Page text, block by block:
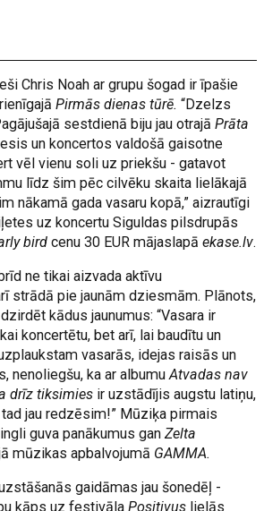
Chris Noah ar grupu šogad ir īpašie
Pirmās dienas tūrē. “Dzelzs
sestdienā biju jau otrajā Prāta
un koncertos valdošā gaisotne
vēl vienu soli uz priekšu - gatavot
līdz šim pēc cilvēku skaita lielākajā
nākamā gada vasaru kopā,” aizrautīgi
uz koncertu Siguldas pilsdrupās
birdcenu 30 EUR mājaslapāekase.lv.
ne tikai aizvada aktīvu
strādā pie jaunām dziesmām. Plānots,
kādus jaunumus: “Vasara ir
koncertētu, bet arī, lai baudītu un
vasarās, idejas raisās un
nenoliegšu, ka ar albumuAtvadas nav
drīz tiksimies ir uzstādījis augstu latiņu,
jau redzēsim!” Mūziķa pirmais
guva panākumus gan Zelta
mūzikas apbalvojumā GAMMA.
gaidāmas jau šonedēļ -
kāps uz festivālaPositivus lielās